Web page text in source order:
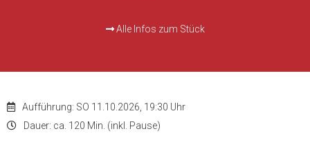
Alle Infos zum Stück
Aufführung: SO 11.10.2026, 19:30 Uhr
Dauer: ca. 120 Min. (inkl. Pause)